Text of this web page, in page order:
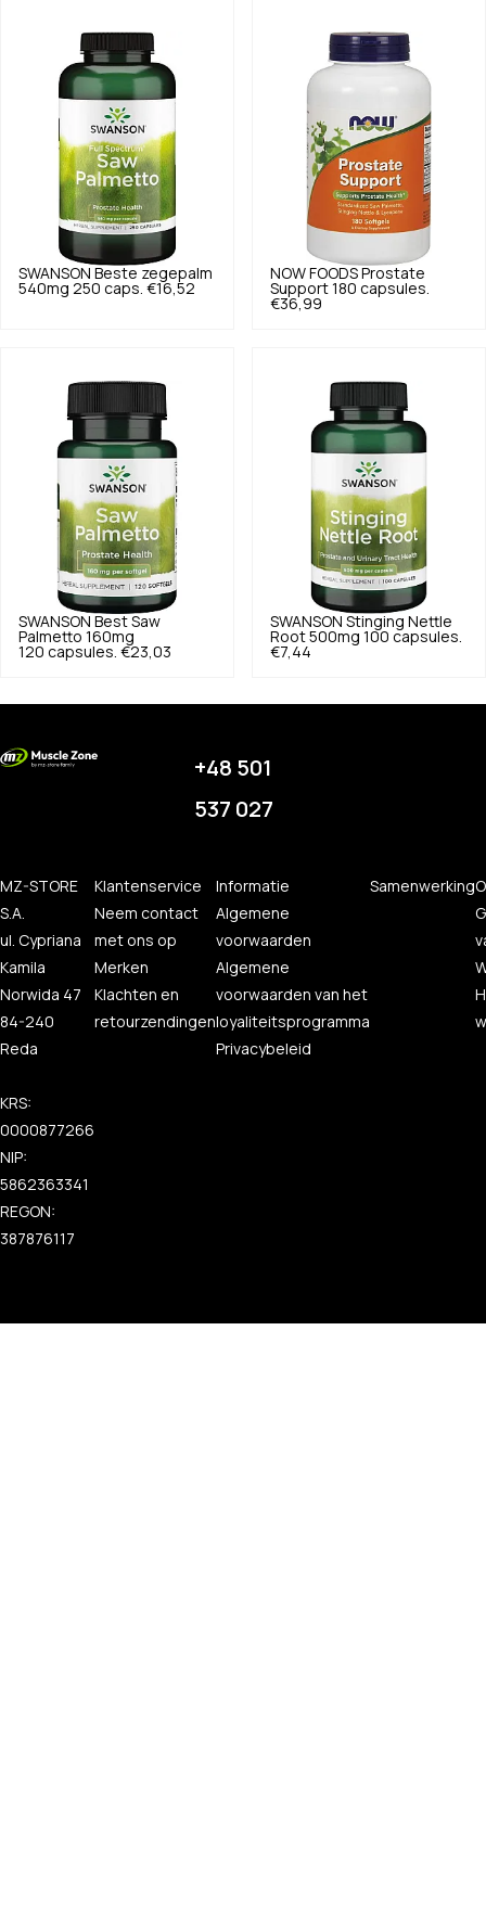
SWANSON Beste zegepalm
540mg 250 caps. €16,52
NOW FOODS Prostate
Support 180 capsules.
€36,99
SWANSON Best Saw
Palmetto 160mg
120 capsules. €23,03
SWANSON Stinging Nettle
Root 500mg 100 capsules.
€7,44
+48 501
537 027
MZ-STORE
S.A.
ul. Cypriana
Kamila
Norwida 47
84-240
Reda
KRS:
0000877266
NIP:
5862363341
REGON:
387876117
Klantenservice
Neem contact
met ons op
Merken
Klachten en
retourzendingen
Informatie
Algemene
voorwaarden
Algemene
voorwaarden van het
loyaliteitsprogramma
Privacybeleid
Samenwerking